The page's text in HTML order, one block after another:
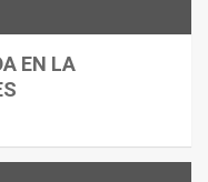
EN LA